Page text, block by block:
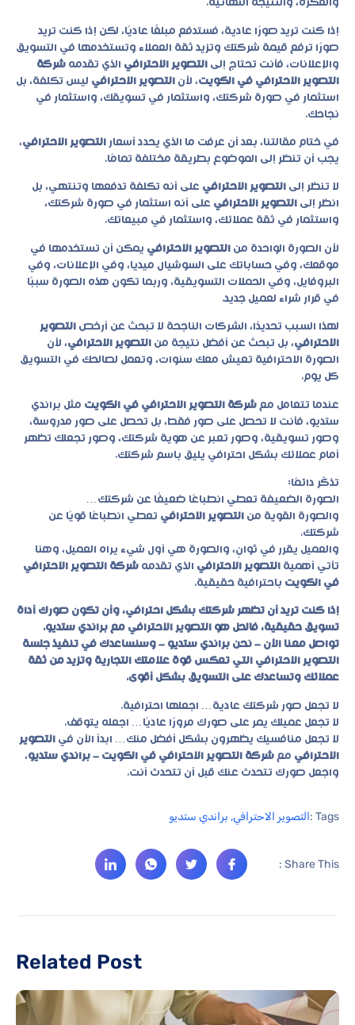
والفكرة، والنتيجة النهائية.
إذا كنت تريد صورًا عادية، فستدفع مبلغًا عاديًا، لكن إذا كنت تريد
صورًا ترفع قيمة شركتك وتزيد ثقة العملاء وتستخدمها في التسويق
والإعلانات، فأنت تحتاج إلى التصوير الاحترافي الذي تقدمه شركة
التصوير الاحترافي في الكويت، لأن التصوير الاحترافي ليس تكلفة، بل
استثمار في صورة شركتك، واستثمار في تسويقك، واستثمار في
نجاحك.
في ختام مقالتنا، بعد أن عرفت ما الذي يحدد أسعار التصوير الاحترافي،
يجب أن تنظر إلى الموضوع بطريقة مختلفة تمامًا.
لا تنظر إلى التصوير الاحترافي على أنه تكلفة تدفعها وتنتهي، بل
انظر إلى التصوير الاحترافي على أنه استثمار في صورة شركتك،
واستثمار في ثقة عملائك، واستثمار في مبيعاتك.
لأن الصورة الواحدة من التصوير الاحترافي يمكن أن تستخدمها في
موقعك، وفي حساباتك على السوشيال ميديا، وفي الإعلانات، وفي
البروفايل، وفي الحملات التسويقية، وربما تكون هذه الصورة سببًا
في قرار شراء لعميل جديد.
لهذا السبب تحديدًا، الشركات الناجحة لا تبحث عن أرخص التصوير
الاحترافي، بل تبحث عن أفضل نتيجة من التصوير الاحترافي، لأن
الصورة الاحترافية تعيش معك سنوات، وتعمل لصالحك في التسويق
كل يوم.
عندما تتعامل مع شركة التصوير الاحترافي في الكويت مثل براندي
ستديو، فأنت لا تحصل على صور فقط، بل تحصل على صور مدروسة،
وصور تسويقية، وصور تعبر عن هوية شركتك، وصور تجعلك تظهر
أمام عملائك بشكل احترافي يليق باسم شركتك.
تذكّر دائمًا:
الصورة الضعيفة تعطي انطباعًا ضعيفًا عن شركتك…
والصورة القوية من التصوير الاحترافي تعطي انطباعًا قويًا عن
شركتك.
والعميل يقرر في ثوانٍ، والصورة هي أول شيء يراه العميل، وهنا
تأتي أهمية التصوير الاحترافي الذي تقدمه شركة التصوير الاحترافي
في الكويت باحترافية حقيقية.
إذا كنت تريد أن تظهر شركتك بشكل احترافي، وأن تكون صورك أداة
تسويق حقيقية، فالحل هو التصوير الاحترافي مع براندي ستديو.
تواصل معنا الآن – نحن براندي ستديو – وسنساعدك في تنفيذ جلسة
التصوير الاحترافي التي تعكس قوة علامتك التجارية وتزيد من ثقة
عملائك وتساعدك على التسويق بشكل أقوى.
لا تجعل صور شركتك عادية… اجعلها احترافية.
لا تجعل عميلك يمر على صورك مرورًا عاديًا… اجعله يتوقف.
لا تجعل منافسيك يظهرون بشكل أفضل منك… ابدأ الآن في التصوير
الاحترافي مع شركة التصوير الاحترافي في الكويت – براندي ستديو،
واجعل صورك تتحدث عنك قبل أن تتحدث أنت.
Tags : التصوير الاحترافي, براندي ستديو
Share This :
Related Post